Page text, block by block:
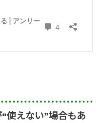
使えない”場合もあ